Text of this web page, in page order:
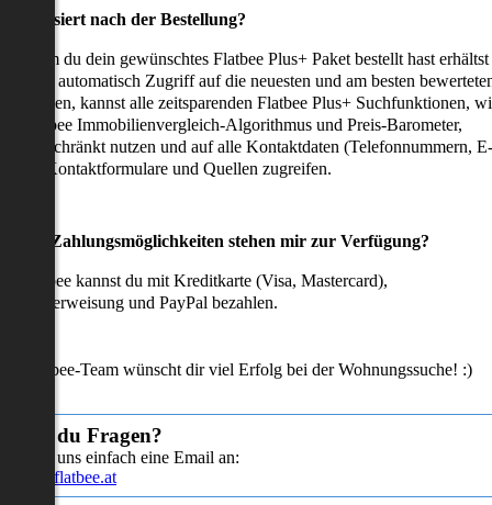
passiert nach der Bestellung?
du dein gewünschtes Flatbee Plus+ Paket bestellt hast erhältst
sofort automatisch Zugriff auf die neuesten und am besten
kannst alle zeitsparenden Flatbee Plus+ Suchfunktionen,
Flatbee Immobilienvergleich-Algorithmus und Preis-Barometer,
nutzen und auf alle Kontaktdaten (Telefonnummern, E-
Kontaktformulare und Quellen zugreifen.
Zahlungsmöglichkeiten stehen mir zur Verfügung?
Flatbee kannst du mit Kreditkarte (Visa, Mastercard),
und PayPal bezahlen.
Flatbee-Team wünscht dir viel Erfolg bei der Wohnungssuche! :)
Hast du Fragen?
Sende uns einfach eine Email an:
info@flatbee.at